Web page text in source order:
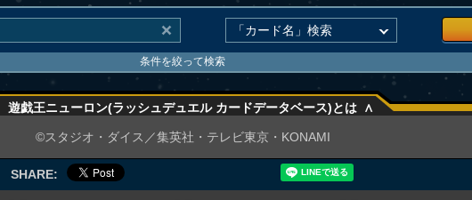
条件を絞って検索
遊戯王ニューロン(ラッシュデュエル カードデータベース)とは ∧
©スタジオ・ダイス／集英社・テレビ東京・KONAMI
SHARE: